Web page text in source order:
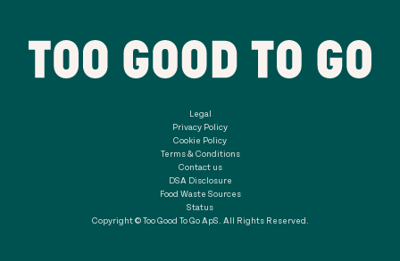
Legal
Privacy Policy
Cookie Policy
Terms & Conditions
Contact us
DSA Disclosure
Food Waste Sources
Status
Copyright © Too Good To Go ApS. All Rights Reserved.